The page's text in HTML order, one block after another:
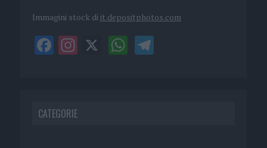
Immagini stock di it.depositphotos.com
CATEGORIE